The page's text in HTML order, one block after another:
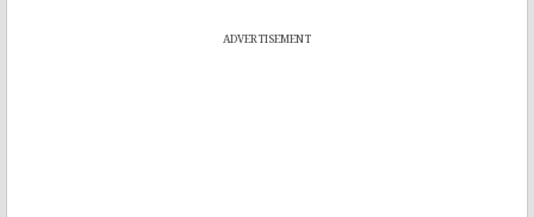
ADVERTISEMENT